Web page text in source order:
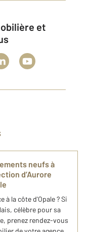
neufs à
d’Aurore
à la côte d'Opale ? Si
célèbre pour sa
prenez rendez-vous